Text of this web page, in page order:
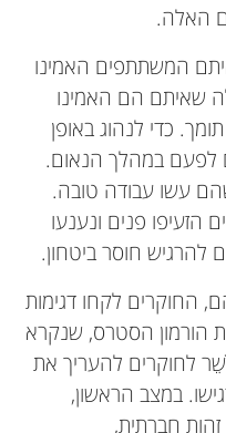
האלה.
המשתתפים האמינו
שאיתם הם האמינו
כדי לנהוג באופן
לפעם במהלך הנאום.
עשו עבודה טובה.
הזעיפו פנים ונענעו
חוסר ביטחון.
החוקרים לקחו דגימות
הורמון הסטרס, שנקרא
לחוקרים להעריך את
במצב הראשון,
חברתית,